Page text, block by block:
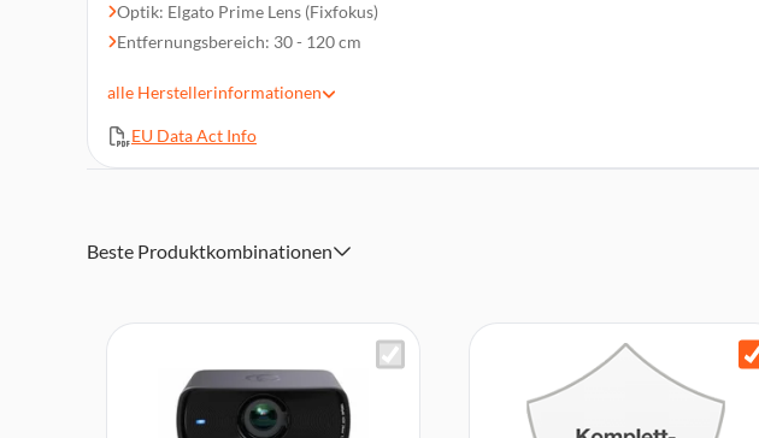
Optik: Elgato Prime Lens (Fixfokus)
Entfernungsbereich: 30 - 120 cm
Sichtfeld: 84 Grad
Sensor: SONY STARVIS CMOS-Sensor 1/2,5 Zoll
Inhalt: Facecam MK.2, Monitorhalterung mit 1/4-Zoll-Gewinde, USB-A-auf-USB-C-3.0-
alle Herstellerinformationen
EU Data Act Info
Beste Produktkombinationen